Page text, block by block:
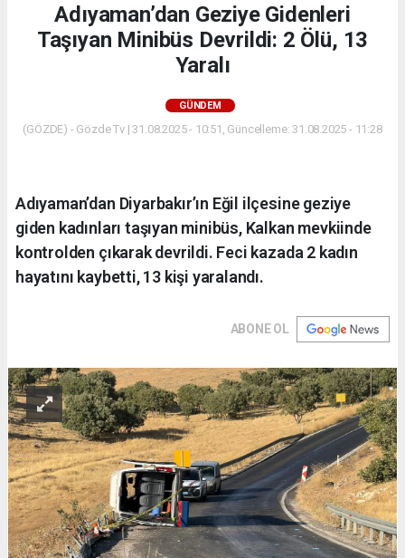
Adıyaman’dan Geziye Gidenleri
Taşıyan Minibüs Devrildi: 2 Ölü, 13
Yaralı
GÜNDEM
(GÖZDE) - Gözde Tv | 31.08.2025 - 10:51, Güncelleme: 31.08.2025 - 11:28
Adıyaman’dan Diyarbakır’ın Eğil ilçesine geziye
giden kadınları taşıyan minibüs, Kalkan mevkiinde
kontrolden çıkarak devrildi. Feci kazada 2 kadın
hayatını kaybetti, 13 kişi yaralandı.
ABONE OL